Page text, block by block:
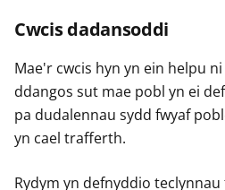
Cwcis dadansoddi
Mae'r cwcis hyn yn ein helpu
ddangos sut mae pobl yn ei
pa dudalennau sydd fwyaf
yn cael trafferth.
Rydym yn defnyddio teclynnau